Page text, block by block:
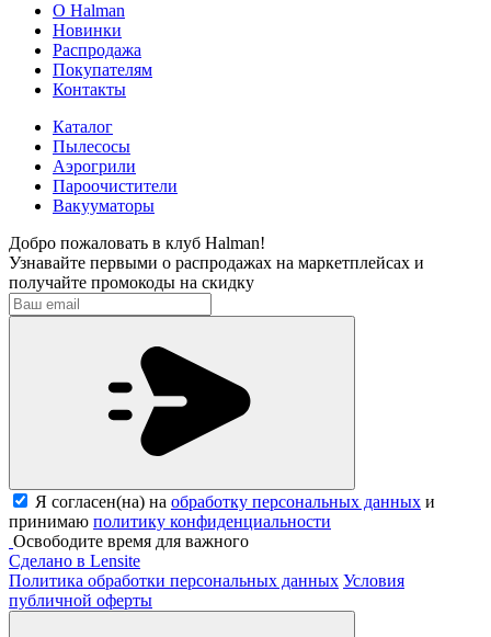
О Halman
Новинки
Распродажа
Покупателям
Контакты
Каталог
Пылесосы
Аэрогрили
Пароочистители
Вакууматоры
Добро пожаловать в клуб Halman!
Узнавайте первыми о распродажах на маркетплейсах и
получайте промокоды на скидку
Я согласен(на) на обработку персональных данных и
принимаю политику конфиденциальности
Освободите время для важного
Сделано в Lensite
Политика обработки персональных данных Условия
публичной оферты